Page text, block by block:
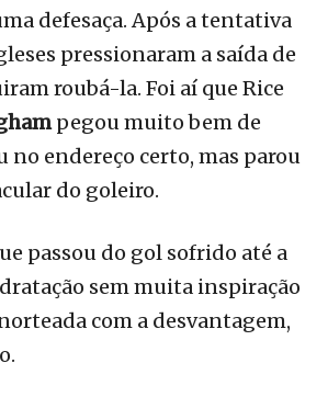
defesaça. Após a tentativa
pressionaram a saída de
roubá-la. Foi aí que Rice
pegou muito bem de
no endereço certo, mas parou
do goleiro.
passou do gol sofrido até a
sem muita inspiração
com a desvantagem,